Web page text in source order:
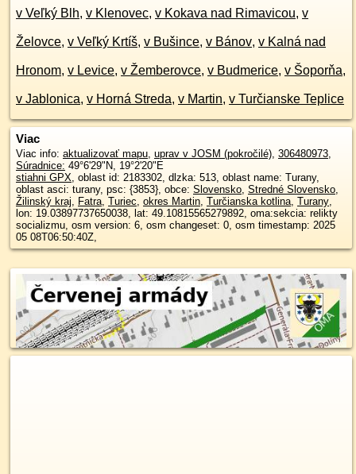
v Veľký Blh, v Klenovec, v Kokava nad Rimavicou, v
Želovce, v Veľký Krtíš, v Bušince, v Bánov, v Kalná nad
Hronom, v Levice, v Žemberovce, v Budmerice, v Šoporňa,
v Jablonica, v Horná Streda, v Martin, v Turčianske Teplice
Viac
Viac info: aktualizovať mapu, uprav v JOSM (pokročilé), 306480973,
Súradnice: 49°6'29"N, 19°2'20"E
stiahni GPX, oblast id: 2183302, dlzka: 513, oblast name: Turany,
oblast asci: turany, psc: {3853}, obce: Slovensko, Stredné Slovensko,
Žilinský kraj, Fatra, Turiec, okres Martin, Turčianska kotlina, Turany,
lon: 19.03897737650038, lat: 49.10815565279892, oma:sekcia: relikty
socializmu, osm version: 6, osm changeset: 0, osm timestamp: 2025
05 08T06:50:40Z,